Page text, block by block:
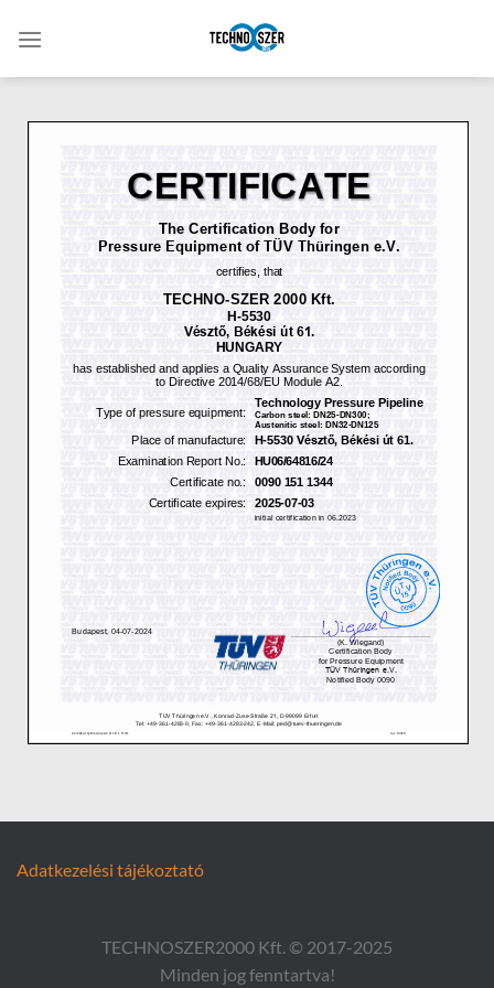
Adatkezelési tájékoztató
TECHNOSZER2000 Kft. © 2017-2025
Minden jog fenntartva!